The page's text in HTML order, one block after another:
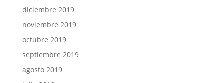
diciembre 2019
noviembre 2019
octubre 2019
septiembre 2019
agosto 2019